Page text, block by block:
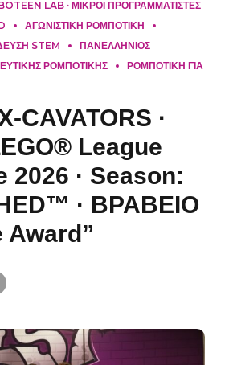
LAB · ΜΙΚΡΟΙ ΠΡΟΓΡΑΜΜΑΤΙΣΤΕΣ
ΑΓΩΝΙΣΤΙΚΗ ΡΟΜΠΟΤΙΚΗ
STEM
ΠΑΝΕΛΛΗΝΙΟΣ
ΡΟΜΠΟΤΙΚΗΣ
ΡΟΜΠΟΤΙΚΗ ΓΙΑ
CAVATORS ·
League
2026 · Season:
· ΒΡΑΒΕΙΟ
Award”